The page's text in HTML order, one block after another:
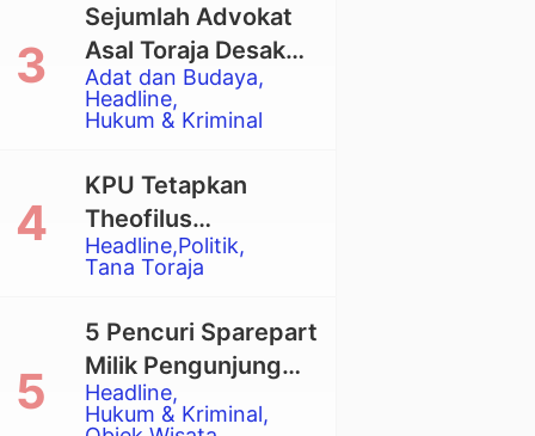
Adat dan Budaya
Headline
Hukum & Kriminal
Sejumlah Advokat
Asal Toraja Desak
Mahkamah Agung
Larang Penggunaan
Eksekusi Rumah
Adat Tongkonan
Headline Politik
Tana Toraja
KPU Tetapkan
Theofilus
Allorerung dan
Zadrak Tombe
sebagai Bupati dan
Wakil Bupati Tana
Toraja Terpilih
Headline
Hukum & Kriminal
5 Pencuri Sparepart
Milik Pengunjung
Objek Wisata